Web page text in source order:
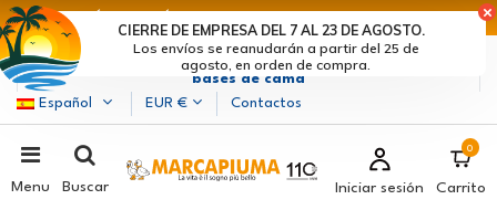
Marcapiuma| Fabricantes de colchones, almohadas y
bases de cama
Español
EUR € Contactos
Menu Buscar Iniciar sesión
0
Carrito
Los envíos se reanudarán a partir del 25 de
agosto, en orden de compra.
CIERRE DE EMPRESA DEL 7 AL 23 DE AGOSTO.